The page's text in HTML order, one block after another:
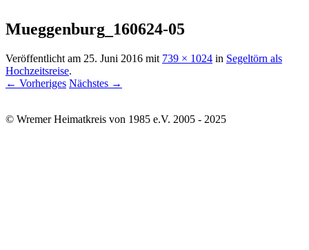
Mueggenburg_160624-05
Veröffentlicht am 25. Juni 2016 mit 739 × 1024 in Segeltörn als
Hochzeitsreise.
← Vorheriges Nächstes →
© Wremer Heimatkreis von 1985 e.V. 2005 - 2025